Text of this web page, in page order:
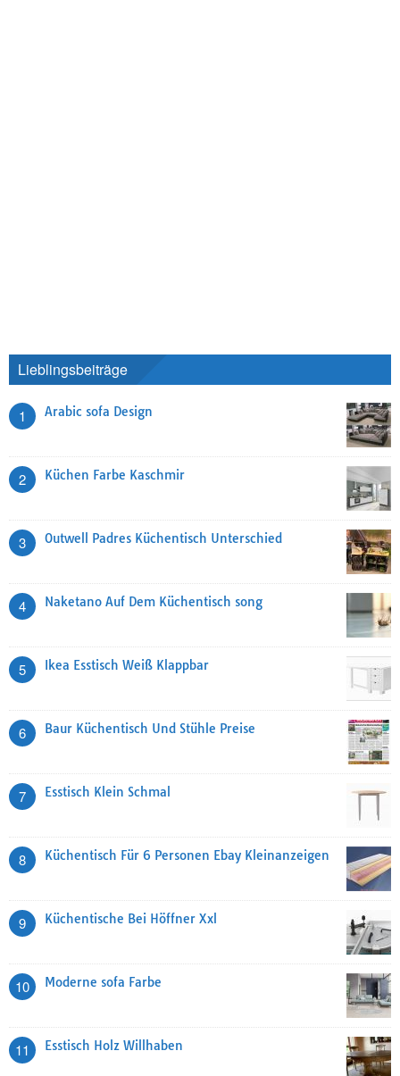
Lieblingsbeiträge
1 Arabic sofa Design
2 Küchen Farbe Kaschmir
3 Outwell Padres Küchentisch Unterschied
4 Naketano Auf Dem Küchentisch song
5 Ikea Esstisch Weiß Klappbar
6 Baur Küchentisch Und Stühle Preise
7 Esstisch Klein Schmal
8 Küchentisch Für 6 Personen Ebay Kleinanzeigen
9 Küchentische Bei Höffner Xxl
10 Moderne sofa Farbe
11 Esstisch Holz Willhaben